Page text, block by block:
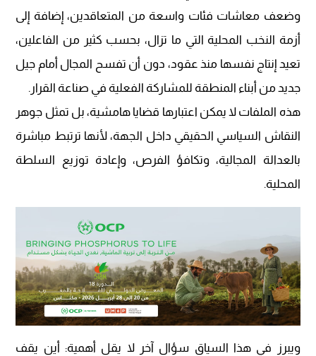
وضعف معاشات فئات واسعة من المتعاقدين، إضافة إلى
أزمة النخب المحلية التي ما تزال، بحسب كثير من الفاعلين،
تعيد إنتاج نفسها منذ عقود، دون أن تفسح المجال أمام جيل
جديد من أبناء المنطقة للمشاركة الفعلية في صناعة القرار.
هذه الملفات لا يمكن اعتبارها قضايا هامشية، بل تمثل جوهر
النقاش السياسي الحقيقي داخل الجهة، لأنها ترتبط مباشرة
بالعدالة المجالية، وتكافؤ الفرص، وإعادة توزيع السلطة
المحلية.
ويبرز في هذا السياق سؤال آخر لا يقل أهمية: أين يقف